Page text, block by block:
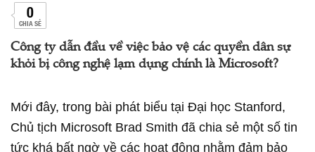
0
CHIA SẺ
Công ty dẫn đầu về việc bảo vệ các quyền dân sự
khỏi bị công nghệ lạm dụng chính là Microsoft?
Mới đây, trong bài phát biểu tại Đại học Stanford,
Chủ tịch Microsoft Brad Smith đã chia sẻ một số tin
tức khá bất ngờ về các hoạt động nhằm đảm bảo